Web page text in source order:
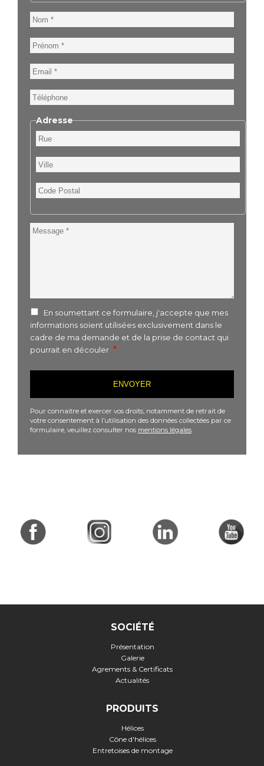
Nom
Prénom
Email
Téléphone
Adresse
Rue
Ville
Code
Postal
Message
En soumettant ce formulaire, j'accepte que mes
informations soient utilisées exclusivement dans le
cadre de ma demande et de la prise de contact qui
pourrait en découler
Pour connaitre et exercer vos droits, notamment de retrait de
votre consentement à l’utilisation des données collectées par ce
formulaire, veuillez consulter nos mentions légales
SOCIÉTÉ
Présentation
Galerie
Agrements & Certificats
Actualités
PRODUITS
Hélices
Cône d'hélices
Entretoises de montage